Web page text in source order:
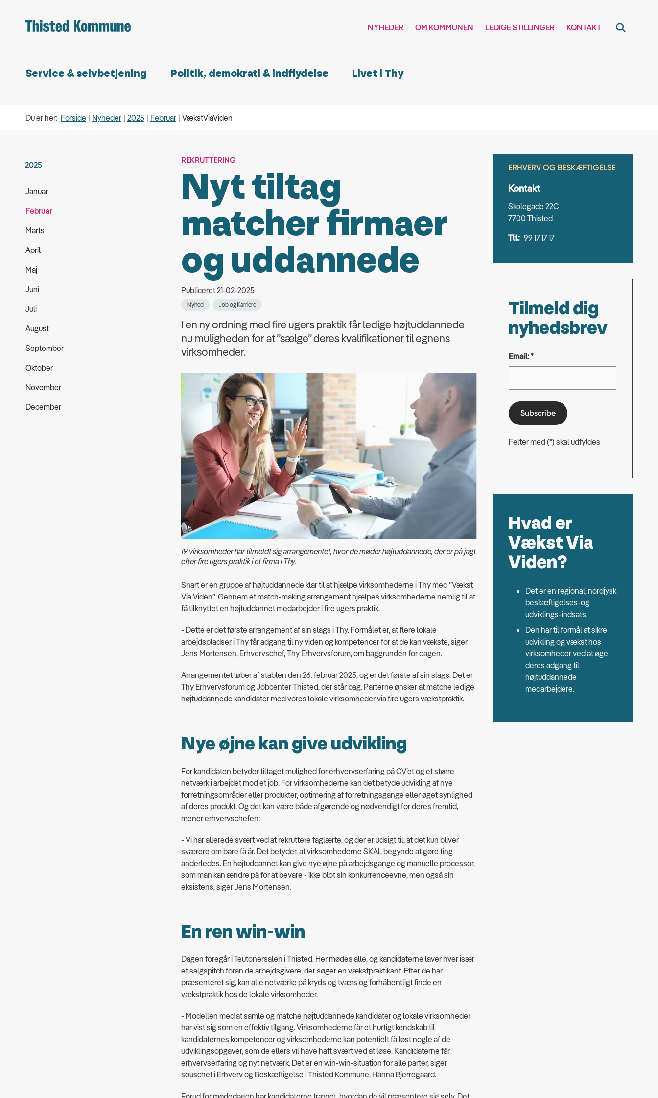
NYHEDER OM KOMMUNEN LEDIGE STILLINGER KONTAKT
Service & selvbetjening Politik, demokrati & indflydelse Livet i Thy
Du er her: Forside Nyheder 2025 Februar VækstViaViden
2025
Januar
Februar
Marts
April
Maj
Juni
Juli
August
September
Oktober
November
December
REKRUTTERING
Nyt tiltag
matcher firmaer
og uddannede
Publiceret 21-02-2025
Nyhed Job og Karriere
I en ny ordning med fire ugers praktik får ledige højtuddannede
nu muligheden for at ”sælge” deres kvalifikationer til egnens
virksomheder.
19 virksomheder har tilmeldt sig arrangementet, hvor de møder højtuddannede, der er på jagt
efter fire ugers praktik i et firma i Thy.
Snart er en gruppe af højtuddannede klar til at hjælpe virksomhederne i Thy med ”Vækst
Via Viden”. Gennem et match-making arrangement hjælpes virksomhederne nemlig til at
få tilknyttet en højtuddannet medarbejder i fire ugers praktik.
- Dette er det første arrangement af sin slags i Thy. Formålet er, at flere lokale
arbejdspladser i Thy får adgang til ny viden og kompetencer for at de kan vækste, siger
Jens Mortensen, Erhvervschef, Thy Erhvervsforum, om baggrunden for dagen.
Arrangementet løber af stablen den 26. februar 2025, og er det første af sin slags. Det er
Thy Erhvervsforum og Jobcenter Thisted, der står bag. Parterne ønsker at matche ledige
højtuddannede kandidater med vores lokale virksomheder via fire ugers vækstpraktik.
Nye øjne kan give udvikling
For kandidaten betyder tiltaget mulighed for erhvervserfaring på CV’et og et større
netværk i arbejdet mod et job. For virksomhederne kan det betyde udvikling af nye
forretningsområder eller produkter, optimering af forretningsgange eller øget synlighed
af deres produkt. Og det kan være både afgørende og nødvendigt for deres fremtid,
mener erhvervschefen:
- Vi har allerede svært ved at rekruttere faglærte, og der er udsigt til, at det kun bliver
sværere om bare få år. Det betyder, at virksomhederne SKAL begynde at gøre ting
anderledes. En højtuddannet kan give nye øjne på arbejdsgange og manuelle processor,
som man kan ændre på for at bevare - ikke blot sin konkurrenceevne, men også sin
eksistens, siger Jens Mortensen.
En ren win-win
Dagen foregår i Teutonersalen i Thisted. Her mødes alle, og kandidaterne laver hver især
et salgspitch foran de arbejdsgivere, der søger en vækstpraktikant. Efter de har
præsenteret sig, kan alle netværke på kryds og tværs og forhåbentligt finde en
vækstpraktik hos de lokale virksomheder.
- Modellen med at samle og matche højtuddannede kandidater og lokale virksomheder
har vist sig som en effektiv tilgang. Virksomhederne får et hurtigt kendskab til
kandidaternes kompetencer og virksomhederne kan potentielt få løst nogle af de
udviklingsopgaver, som de ellers vil have haft svært ved at løse. Kandidaterne får
erhvervserfaring og nyt netværk. Det er en win-win-situation for alle parter, siger
souschef i Erhverv og Beskæftigelse i Thisted Kommune, Hanna Bjerregaard.
ERHVERV OG BESKÆFTIGELSE
Kontakt
Skolegade 22C
7700 Thisted
Tlf.: 99 17 17 17
Tilmeld dig
nyhedsbrev
Email: *
Subscribe
Felter med (*) skal udfyldes
Hvad er
Vækst Via
Viden?
Det er en regional, nordjysk
beskæftigelses-og
udviklings-indsats.
Den har til formål at sikre
udvikling og vækst hos
virksomheder ved at øge
deres adgang til
højtuddannede
medarbejdere.